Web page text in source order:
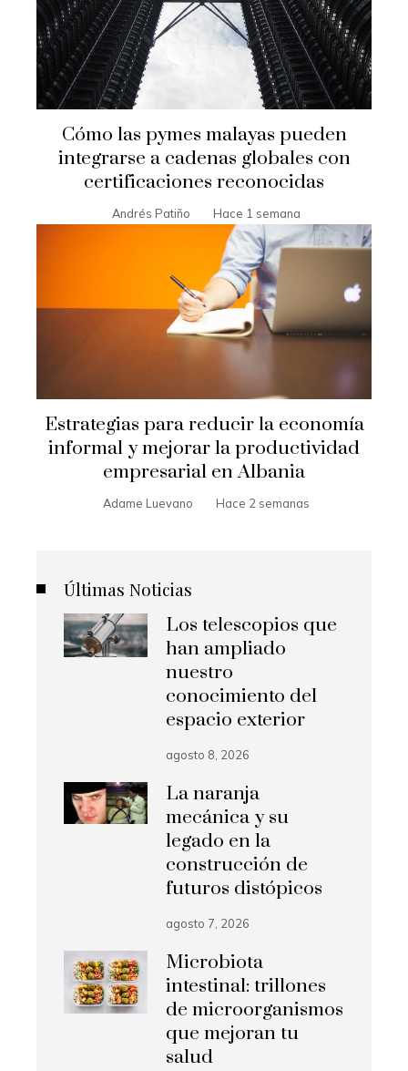
Cómo las pymes malayas pueden
integrarse a cadenas globales con
certificaciones reconocidas
Andrés Patiño Hace 1 semana
Estrategias para reducir la economía
informal y mejorar la productividad
empresarial en Albania
Adame Luevano Hace 2 semanas
Últimas Noticias
Los telescopios que
han ampliado
nuestro
conocimiento del
espacio exterior
agosto 8, 2026
La naranja
mecánica y su
legado en la
construcción de
futuros distópicos
agosto 7, 2026
Microbiota
intestinal: trillones
de microorganismos
que mejoran tu
salud